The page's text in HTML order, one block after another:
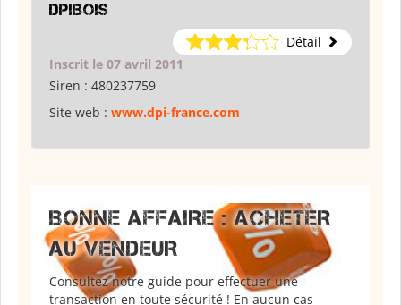
DPIBOIS
Détail
Inscrit le 07 avril 2011
Siren : 480237759
Site web : www.dpi-france.com
BONNE AFFAIRE : ACHETER
AU VENDEUR
Consultez notre guide pour effectuer une
transaction en toute sécurité ! En aucun cas